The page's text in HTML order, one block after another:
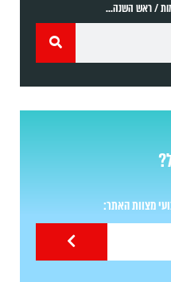
/ ראש השנה...
מצוות האתר: